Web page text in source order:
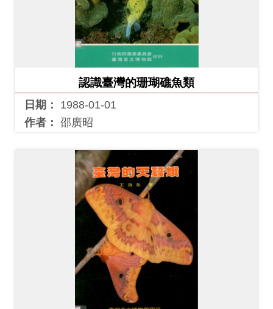
Ba
ha
sa
Ind
認識臺灣的珊瑚礁魚類
日期：
1988-01-01
作者： 邵廣昭